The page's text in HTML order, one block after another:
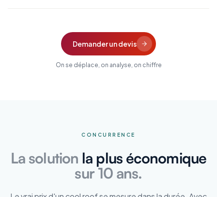
Demander un devis
On se déplace, on analyse, on chiffre
CONCURRENCE
La solution la plus économique
sur 10 ans.